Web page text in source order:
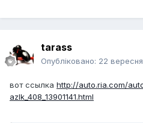
tarass
Опубліковано: 22
вот ссылка http://auto.ria.com/
azlk_408_13901141.html